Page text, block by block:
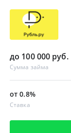
до 100 000 руб.
Сумма займа
от 0.8%
Ставка